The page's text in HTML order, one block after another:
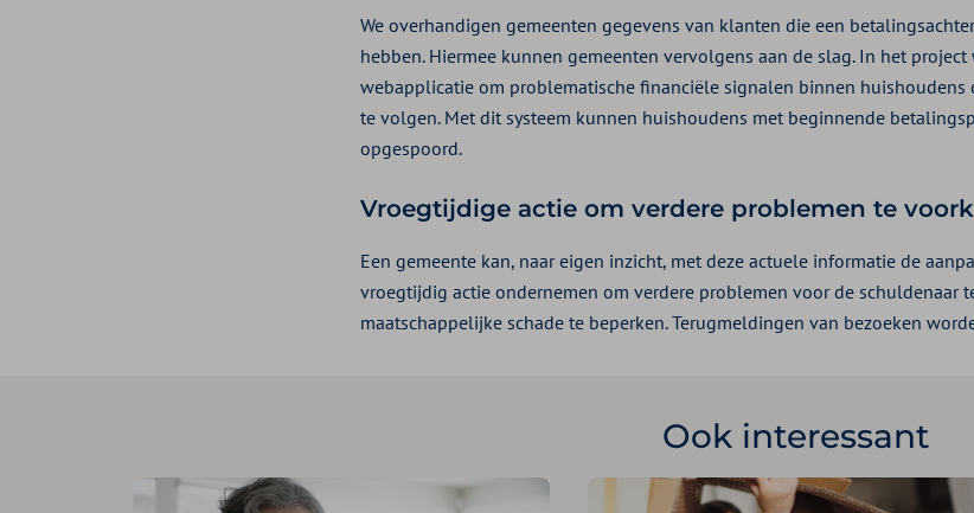
We overhandigen gemeenten gegevens van klanten die een
hebben. Hiermee kunnen gemeenten vervolgens aan de slag. In het project
webapplicatie om problematische financiële signalen binnen huishoudens
te volgen. Met dit systeem kunnen huishoudens met beginnende
opgespoord.
Vroegtijdige actie om verdere problemen te
Een gemeente kan, naar eigen inzicht, met deze actuele informatie de
vroegtijdig actie ondernemen om verdere problemen voor de schuldenaar
maatschappelijke schade te beperken. Terugmeldingen van bezoeken
Ook interessant